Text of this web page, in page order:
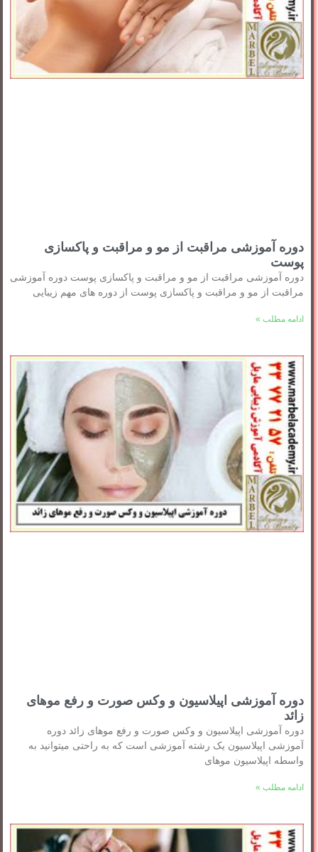
دوره آموزشی مراقبت از مو و مراقبت و پاکسازی
پوست
دوره آموزشی مراقبت از مو و مراقبت و پاکسازی پوست دوره آموزشی
مراقبت از مو و مراقبت و پاکسازی پوست از دوره های مهم زیبایی
ادامه مطلب »
دوره آموزشی اپیلاسیون و وکس صورت و رفع موهای
زائد
دوره آموزشی اپیلاسیون و وکس صورت و رفع موهای زائد دوره
آموزشی اپیلاسیون یک رشته آموزشی است که به راحتی میتوانید به
واسطه اپیلاسیون موهای
ادامه مطلب »